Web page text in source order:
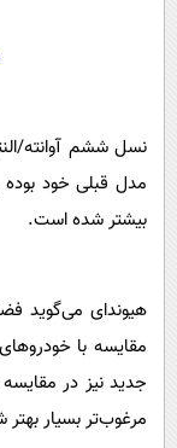
مدل قبلی خود
بیشتر شده است.
هیوندای می‌گوید
مقایسه با
جدید نیز در
مرغوب‌تر بسیار